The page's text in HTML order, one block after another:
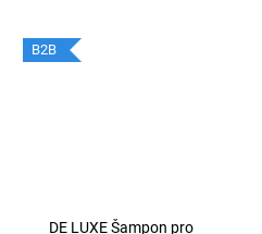
B2B
DE LUXE Šampon pro